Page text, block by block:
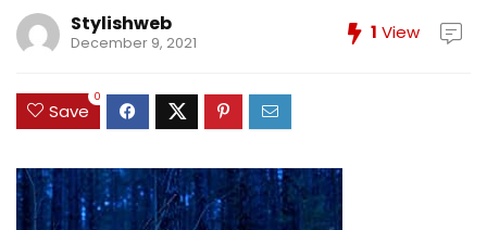
Stylishweb
December 9, 2021 1 View
Save
0